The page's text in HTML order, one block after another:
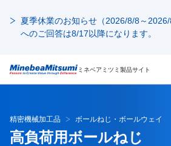
夏季休業のお知らせ（2026/8/8～
へのご回答は8/17以降になります。
ミネベアミツミ製品サイト
精密機械加工品 ボールねじ・ボールウェイ
高負荷用ボールねじ